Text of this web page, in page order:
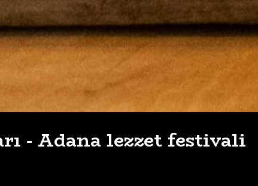
- Adana lezzet festivali